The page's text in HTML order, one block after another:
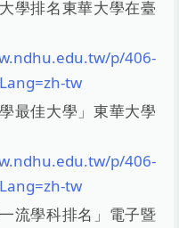
學排名東華大學在臺
p/406-
tw
最佳大學」東華大學
p/406-
tw
流學科排名」電子暨